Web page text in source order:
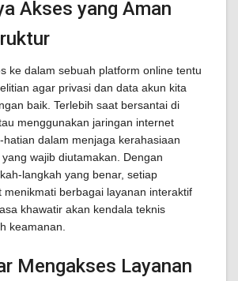
Akses yang Aman
ke dalam sebuah platform online tentu
agar privasi dan data akun kita
baik. Terlebih saat bersantai di
menggunakan jaringan internet
hatian dalam menjaga kerahasiaan
wajib diutamakan. Dengan
langkah yang benar, setiap
menikmati berbagai layanan interaktif
khawatir akan kendala teknis
keamanan.
Mengakses Layanan